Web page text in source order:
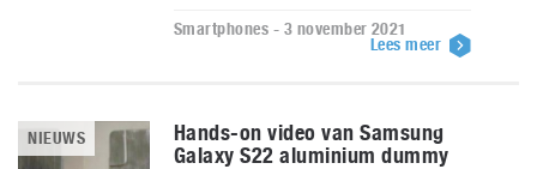
Smartphones - 3 november 2021
Lees meer
NIEUWS
Hands-on video van Samsung
Galaxy S22 aluminium dummy